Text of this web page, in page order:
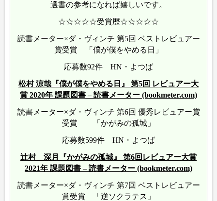
選書の参考になれば嬉しいです。
☆☆☆☆☆受賞歴☆☆☆☆☆
読書メーター×ダ・ヴィンチ 第5回 ベストレビュアー
賞受賞 「僕が僕をやめる日」
応募数92件 HN・よつば
松村 涼哉『僕が僕をやめる日』 第5回 レビュアー大
賞 2020年 課題図書 – 読書メーター (bookmeter.com)
読書メーター×ダ・ヴィンチ 第6回 優秀レビュアー賞
受賞 「かがみの孤城」
応募数599件 HN・よつば
辻村 深月『かがみの孤城』 第6回レビュアー大賞
2021年 課題図書 – 読書メーター (bookmeter.com)
読書メーター×ダ・ヴィンチ 第7回 ベストレビュアー
賞受賞 「逆ソクラテス」